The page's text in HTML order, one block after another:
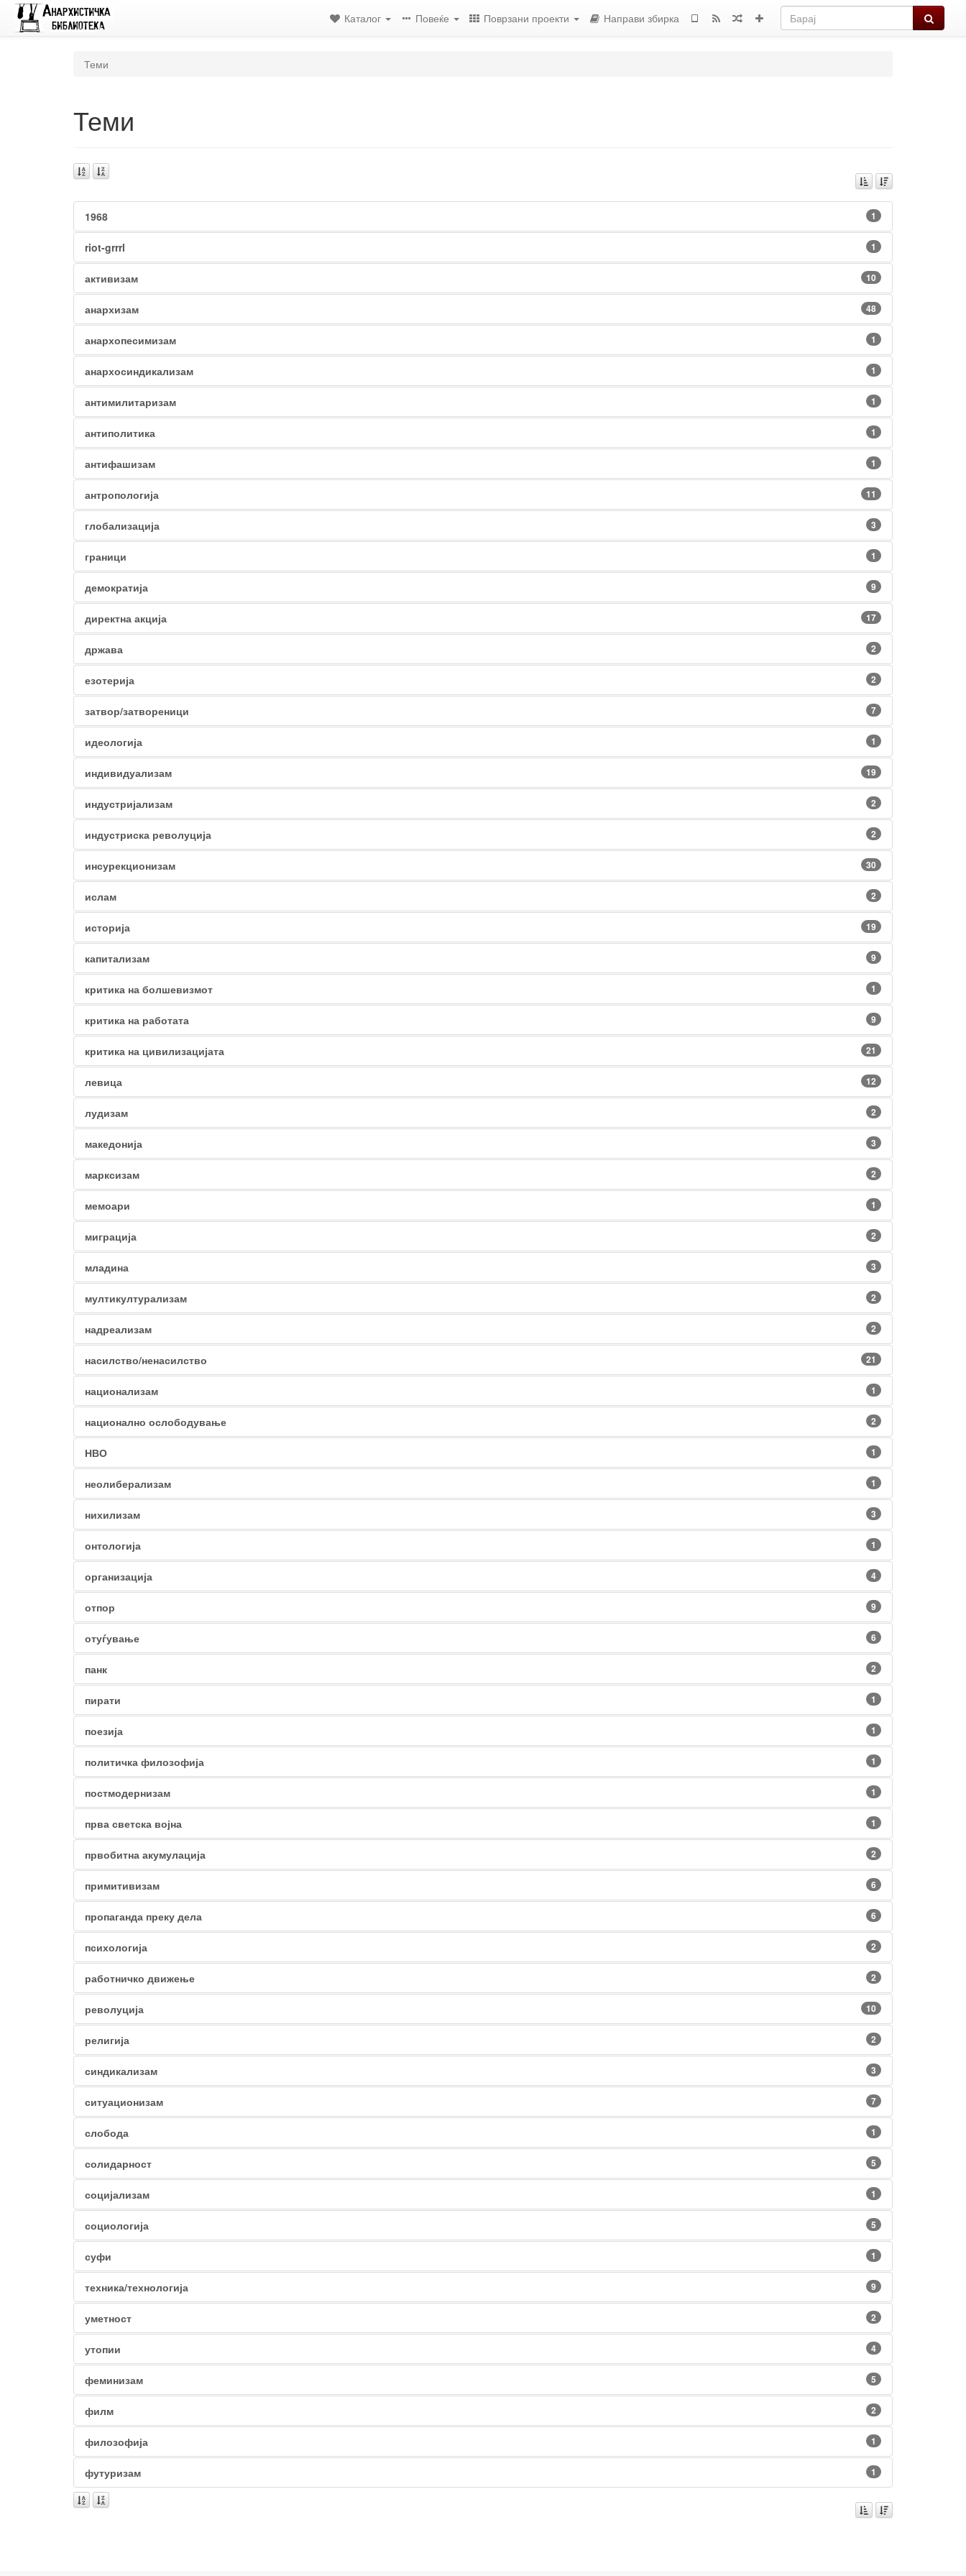
Барај
Каталог Повеќе Поврзани проекти Направи збирка
Теми
Теми
1968 1
riot-grrrl 1
активизам 10
анархизам 48
анархопесимизам 1
анархосиндикализам 1
антимилитаризам 1
антиполитика 1
антифашизам 1
антропологија 11
глобализација 3
граници 1
демократија 9
директна акција 17
држава 2
езотерија 2
затвор/затвореници 7
идеологија 1
индивидуализам 19
индустријализам 2
индустриска револуција 2
инсурекционизам 30
ислам 2
историја 19
капитализам 9
критика на болшевизмот 1
критика на работата 9
критика на цивилизацијата 21
левица 12
лудизам 2
македонија 3
марксизам 2
мемоари 1
миграција 2
младина 3
мултикултурализам 2
надреализам 2
насилство/ненасилство 21
национализам 1
национално ослободување 2
НВО 1
неолиберализам 1
нихилизам 3
онтологија 1
организација 4
отпор 9
отуѓување 6
панк 2
пирати 1
поезија 1
политичка филозофија 1
постмодернизам 1
прва светска војна 1
првобитна акумулација 2
примитивизам 6
пропаганда преку дела 6
психологија 2
работничко движење 2
револуција 10
религија 2
синдикализам 3
ситуационизам 7
слобода 1
солидарност 5
социјализам 1
социологија 5
суфи 1
техника/технологија 9
уметност 2
утопии 4
феминизам 5
филм 2
филозофија 1
футуризам 1